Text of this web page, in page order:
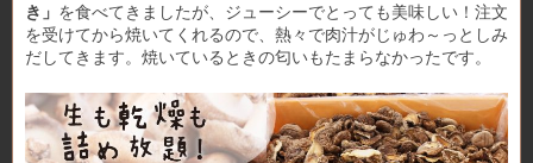
き」 を食べてきましたが、ジューシーでとっても美味しい！注文
を受けてから焼いてくれるので、熱々で肉汁がじゅわ～っとしみ
だしてきます。焼いているときの匂いもたまらなかったです。